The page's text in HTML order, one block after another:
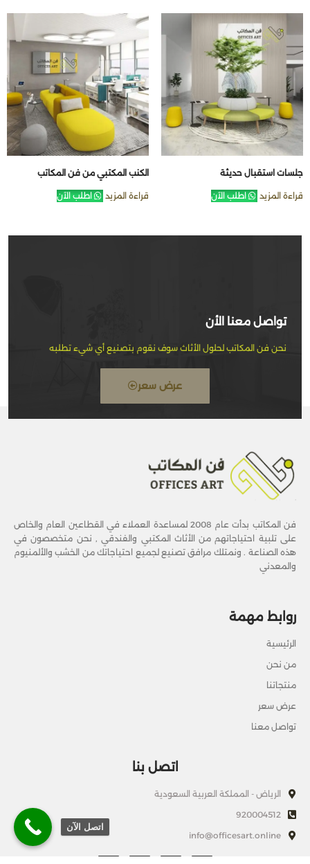
جلسات استقبال حديثة
قراءة المزيد اطلب الآن
الكنب المكتبي من فن المكاتب
قراءة المزيد اطلب الآن
تواصل معنا الأن
نحن فن المكاتب لحلول الأثاث سوف نقوم بتصنيع أي شيء تطلبه
عرض سعر
فن المكاتب بدأت عام 2008 لمساعدة العملاء في القطاعين العام والخاص
على تلبية احتياجاتهم من الأثاث المكتبي والفندقي , نحن متخصصون في
هذه الصناعة . ونمتلك مرافق تصنيع لجميع احتياجاتك من الخشب والألمنيوم
والمعدني
روابط مهمة
الرئيسية
من نحن
منتجاتنا
عرض سعر
تواصل معنا
اتصل بنا
الرياض - المملكة العربية السعودية
920004512
info@officesart.online
اتصل الآن